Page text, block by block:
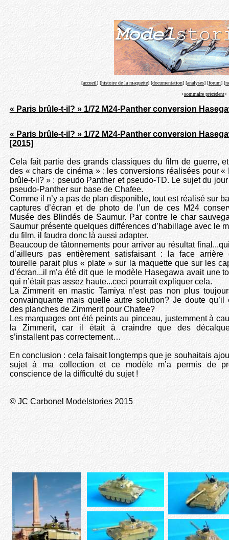
« Paris brûle-t-il? » 1/72 M24-Panther conversion
« Paris brûle-t-il? » 1/72 M24-Panther conversion
[2015]
Cela fait partie des grands classiques du film de guerre,
des « chars de cinéma » : les conversions réalisées pour «
brûle-t-il? » : pseudo Panther et pseudo-TD. Le sujet du
pseudo-Panther sur base de Chafee.
Comme il n’y a pas de plan disponible, tout est réalisé sur
captures d’écran et de photo de l’un de ces M24
Musée des Blindés de Saumur. Par contre le char
Saumur présente quelques différences d’habillage avec le
du film, il faudra donc là aussi adapter.
Beaucoup de tâtonnements pour arriver au résultat
d’ailleurs pas entièrement satisfaisant : la face
tourelle parait plus « plate » sur la maquette que sur les
d’écran...il m’a été dit que le modèle Hasegawa avait une
qui n’était pas assez haute...ceci pourrait expliquer cela.
La Zimmerit en mastic Tamiya n’est pas non plus
convainquante mais quelle autre solution? Je doute qu’il
des planches de Zimmerit pour Chafee?
Les marquages ont été peints au pinceau, justemment à
la Zimmerit, car il était à craindre que des
s’installent pas correctement…
En conclusion : cela faisait longtemps que je souhaitais
sujet à ma collection et ce modèle m’a permis de
conscience de la difficulté du sujet !
© JC Carbonel Modelstories 2015
[accueil] [histoire de la maquette] [documentation] [analyses] [forum] [
>sommaire précédent<